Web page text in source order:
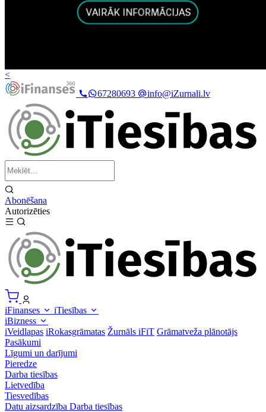
<
67280693
info@iZurnali.lv
Abonēšana
Autorizēties
iFinanses
iTiesības
iBizness
iVeidlapas iRokasgrāmatas Žurnāls iFiT Grāmatveža plānotājs
Pasākumi
Līgumi un darījumi
Pieredze
Darba tiesības
Lietvedība
Tiesvedības
Datu aizsardzība Darba tiesības